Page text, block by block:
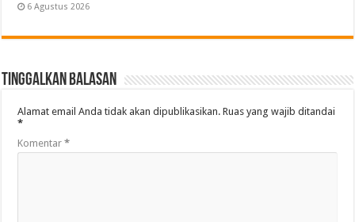
6 Agustus 2026
Tinggalkan Balasan
Alamat email Anda tidak akan dipublikasikan. Ruas yang wajib ditandai
*
Komentar*